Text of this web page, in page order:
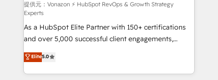
support client (data migration, synchronisation API,
audit et maintenance) ➤ La création de sites internet
de conversion qui transforment les visiteurs en
opportunités d'affaires ➤ La mise en place de
stratégies d'acquisition marketing (SEO, SEA,
inbound, automatisation marketing, ABM, IA,
emailing) Informations clés : - 10 ans d'expérience -
提供元：Vonazon ⚡ HubSpot RevOps & Growth Strategy
Experts
As a HubSpot Elite Partner with 150+ certifications
and over 5,000 successful client engagements,
Vonazon turns marketing complexity into
measurable, scalable growth. From onboarding to
enterprise-grade campaigns, our in-house team
Elite5.0